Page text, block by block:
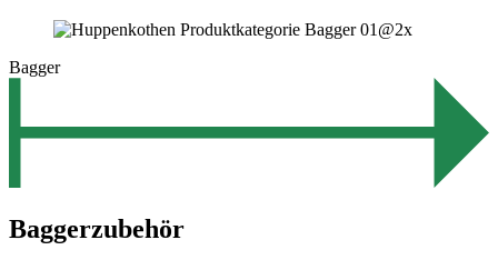
Bagger
Baggerzubehör